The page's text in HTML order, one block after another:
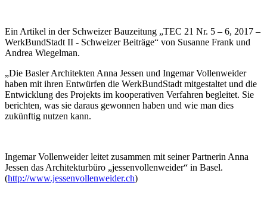
Ein Artikel in der Schweizer Bauzeitung „TEC 21 Nr. 5 – 6, 2017 –
WerkBundStadt II - Schweizer Beiträge“ von Susanne Frank und
Andrea Wiegelman.
„Die Basler Architekten Anna Jessen und Ingemar Vollenweider
haben mit ihren Entwürfen die WerkBundStadt mitgestaltet und die
Entwicklung des Projekts im kooperativen Verfahren begleitet. Sie
berichten, was sie daraus gewonnen haben und wie man dies
zukünftig nutzen kann.
Ingemar Vollenweider leitet zusammen mit seiner Partnerin Anna
Jessen das Architekturbüro „jessenvollenweider“ in Basel.
(http://www.jessenvollenweider.ch)